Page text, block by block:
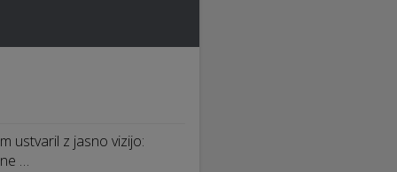
ustvaril z jasno vizijo:
…